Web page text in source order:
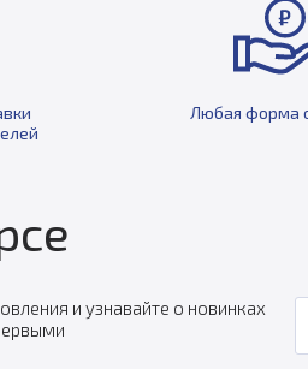
Любая форма
и узнавайте о новинках